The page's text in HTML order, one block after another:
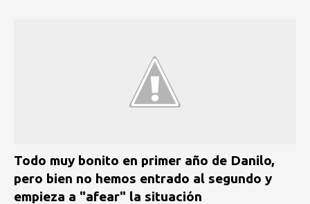
Todo muy bonito en primer año de Danilo,
pero bien no hemos entrado al segundo y
empieza a "afear" la situación